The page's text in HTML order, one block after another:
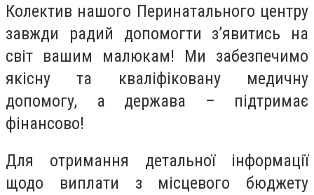
Колектив нашого Перинатального центру
завжди радий допомогти з’явитись на
світ вашим малюкам! Ми забезпечимо
якісну та кваліфіковану медичну
допомогу, а держава – підтримає
фінансово!
Для отримання детальної інформації
щодо виплати з місцевого бюджету